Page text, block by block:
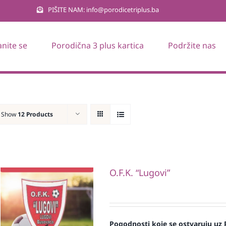
PIŠITE NAM: info@porodicetriplus.ba
se Porodična 3 plus kartica Podržite nas
Show 12 Products
O.F.K. “Lugovi”
Pogodnosti koje se ostvaruju uz